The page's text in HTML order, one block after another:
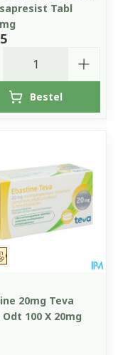
Tabl
Bestel
Op voorschrift
20mg Teva
Odt 100 X 20mg